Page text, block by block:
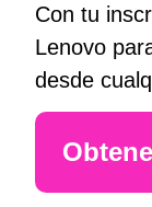
Con tu
Lenovo
desde